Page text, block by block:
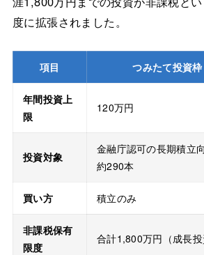
度に拡張されました。
項目 つみたて投資枠
年間投資上
限
120万円
投資対象
金融庁認可の長期積立
約290本
買い方 積立のみ
非課税保有
限度
合計1,800万円（成長